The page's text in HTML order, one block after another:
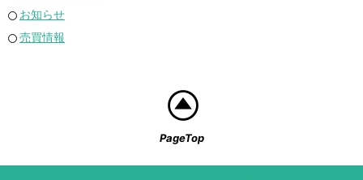
お知らせ
売買情報
PageTop